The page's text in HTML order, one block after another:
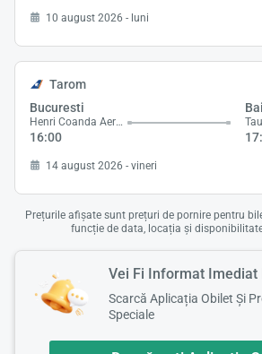
10 august 2026 - luni
Tarom
Bucuresti
Henri Coanda Aeroport
16:00
14 august 2026 - vineri
Prețurile afișate sunt prețuri de pornire pentru
funcție de data, locația și
Vei Fi Informat Imediat
Scarcă Aplicația Obilet Și
Speciale